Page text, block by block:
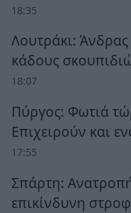
18:35
Λουτράκι:
κάδους
18:07
Πύργος: Φωτιά
Επιχειρούν και
17:55
Σπάρτη:
επικίνδυνη